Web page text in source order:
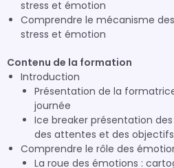
stress et émotion
Comprendre le mécanisme
stress et émotion
Contenu de la formation
Introduction
Présentation de la
journée
Ice breaker présentation
Comprendre le rôle des
La roue des émotions :